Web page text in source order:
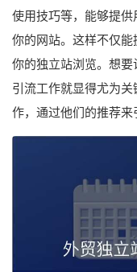
使用技巧等，能够提
你的网站。这样不仅
你的独立站浏览。想
引流工作就显得尤为
作，通过他们的推荐来